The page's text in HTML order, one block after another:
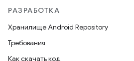
РАЗРАБОТКА
Хранилище Android Repository
Требования
Как скачать код